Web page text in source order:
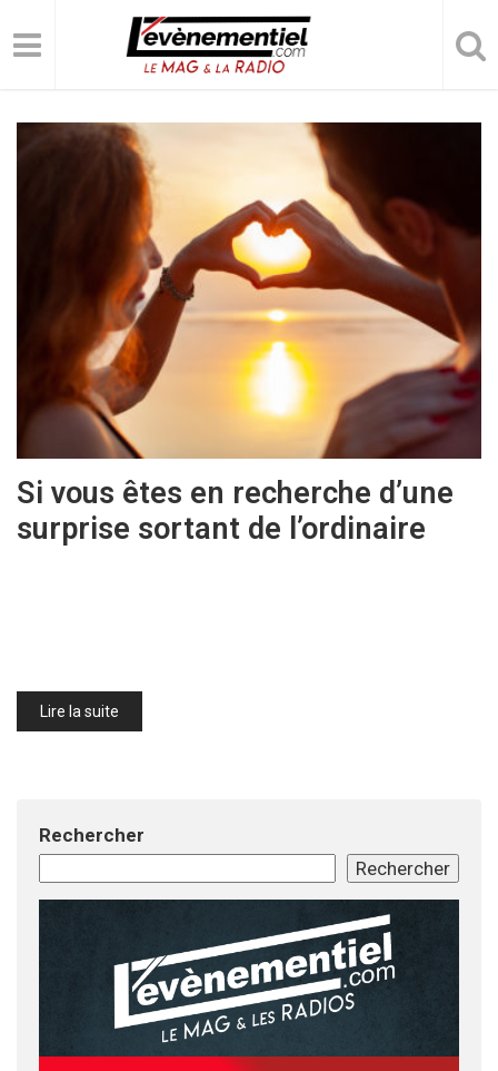
Si vous êtes en recherche d’une
surprise sortant de l’ordinaire
Lire la suite
Rechercher
Rechercher